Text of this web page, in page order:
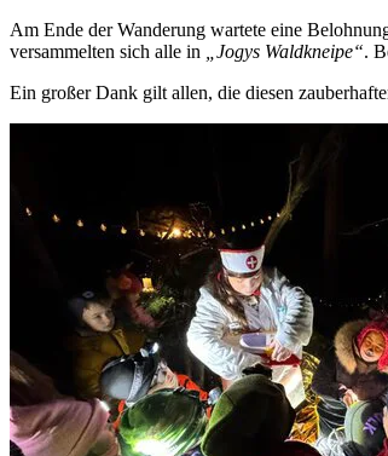
Am Ende der Wanderung wartete eine
versammelten sich alle in
„Jogys Waldkneipe“.
Ein großer Dank gilt allen, die diesen